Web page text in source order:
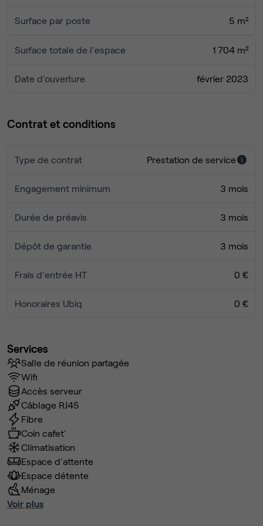
Surface par poste 5 m²
Surface totale de l'espace 1 704 m²
Date d'ouverture février 2023
Contrat et conditions
Type de contrat Prestation de service
Engagement minimum 3 mois
Durée de préavis 3 mois
Dépôt de garantie 3 mois
Frais d'entrée HT 0 €
Honoraires Ubiq 0 €
Services
Salle de réunion partagée
Wifi
Accès serveur
Câblage RJ45
Fibre
Coin cafet'
Climatisation
Espace d'attente
Espace détente
Ménage
Voir plus